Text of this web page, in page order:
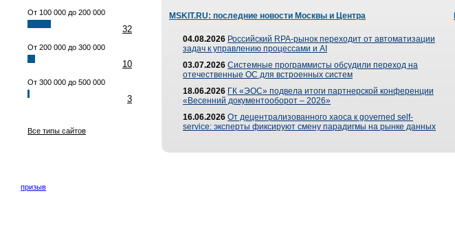
От 100 000 до 200 000
32
От 200 000 до 300 000
10
От 300 000 до 500 000
3
Все типы сайтов
призыв
MSKIT.RU: последние новости Москвы и Центра
04.08.2026 Российский RPA-рынок переходит от автоматизации
задач к управлению процессами и AI
03.07.2026 Системные программисты обсудили переход на
отечественные ОС для встроенных систем
18.06.2026 ГК «ЭОС» подвела итоги партнерской конференции
«Весенний документооборот – 2026»
16.06.2026 От децентрализованного хаоса к governed self-
service: эксперты фиксируют смену парадигмы на рынке данных